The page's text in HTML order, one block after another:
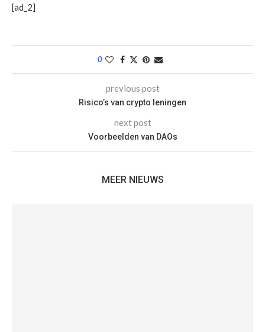
[ad_2]
0
previous post
Risicoʼs van crypto leningen
next post
Voorbeelden van DAOs
MEER NIEUWS